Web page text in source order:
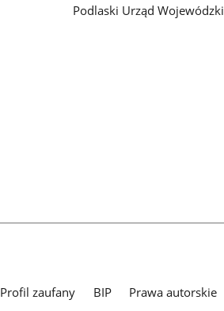
Podlaski Urząd Wojewódzki
Profil zaufany BIP Prawa autorskie